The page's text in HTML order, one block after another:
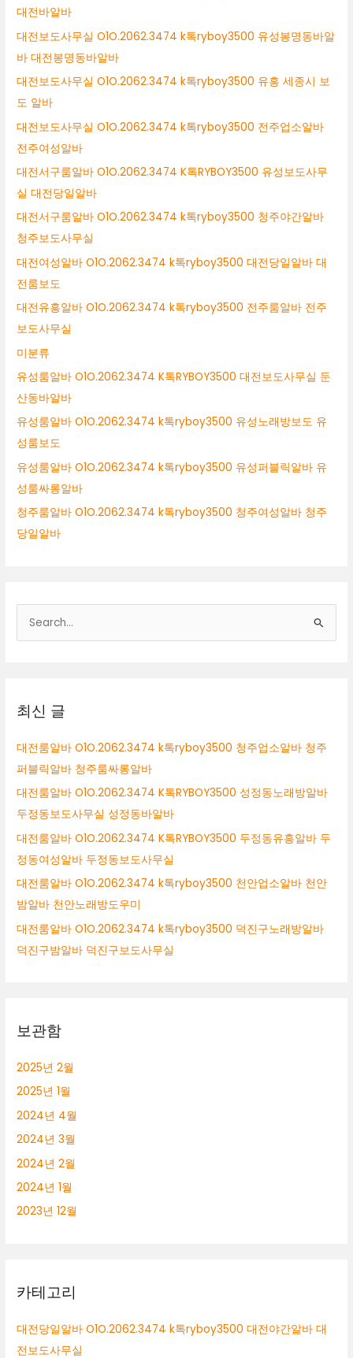
대전바알바
대전보도사무실 O1O.2062.3474 k톡ryboy3500 유성봉명동바알
바 대전봉명동바알바
대전보도사무실 O1O.2062.3474 k톡ryboy3500 유흥 세종시 보
도 알바
대전보도사무실 O1O.2062.3474 k톡ryboy3500 전주업소알바
전주여성알바
대전서구룸알바 O1O.2062.3474 K톡RYBOY3500 유성보도사무
실 대전당일알바
대전서구룸알바 O1O.2062.3474 k톡ryboy3500 청주야간알바
청주보도사무실
대전여성알바 O1O.2062.3474 k톡ryboy3500 대전당일알바 대
전룸보도
대전유흥알바 O1O.2062.3474 k톡ryboy3500 전주룸알바 전주
보도사무실
미분류
유성룸알바 O1O.2062.3474 K톡RYBOY3500 대전보도사무실 둔
산동바알바
유성룸알바 O1O.2062.3474 k톡ryboy3500 유성노래방보도 유
성룸보도
유성룸알바 O1O.2062.3474 k톡ryboy3500 유성퍼블릭알바 유
성룸싸롱알바
청주룸알바 O1O.2062.3474 k톡ryboy3500 청주여성알바 청주
당일알바
색
최신 글
대전룸알바 O1O.2062.3474 k톡ryboy3500 청주업소알바 청주
퍼블릭알바 청주룸싸롱알바
대전룸알바 O1O.2062.3474 K톡RYBOY3500 성정동노래방알바
두정동보도사무실 성정동바알바
대전룸알바 O1O.2062.3474 K톡RYBOY3500 두정동유흥알바 두
정동여성알바 두정동보도사무실
대전룸알바 O1O.2062.3474 k톡ryboy3500 천안업소알바 천안
밤알바 천안노래방도우미
대전룸알바 O1O.2062.3474 k톡ryboy3500 덕진구노래방알바
덕진구밤알바 덕진구보도사무실
보관함
2025년 2월
2025년 1월
2024년 4월
2024년 3월
2024년 2월
2024년 1월
2023년 12월
카테고리
대전당일알바 O1O.2062.3474 k톡ryboy3500 대전야간알바 대
전보도사무실